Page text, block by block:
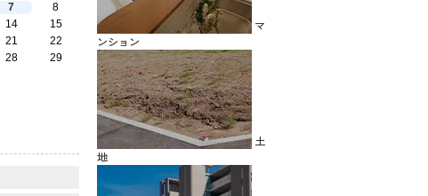
7
8
14
15
21
22
28
29
マ
ンション
土
地